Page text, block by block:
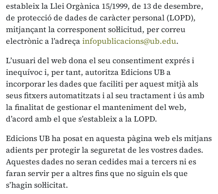
estableix la Llei Orgànica 15/1999, de 13 de desembre,
de protecció de dades de caràcter personal (LOPD),
mitjançant la corresponent sol·licitud, per correu
electrònic a l’adreçainfopublicacions@ub.edu.
L’usuari del web dona el seu consentiment exprés i
inequívoc i, per tant, autoritza Edicions UB a
incorporar les dades que faciliti per aquest mitjà als
seus fitxers automatitzats i al seu tractament i ús amb
la finalitat de gestionar el manteniment del web,
d’acord amb el que s’estableix a la LOPD.
Edicions UB ha posat en aquesta pàgina web els mitjans
adients per protegir la seguretat de les vostres dades.
Aquestes dades no seran cedides mai a tercers ni es
faran servir per a altres fins que no siguin els que
s’hagin sol·licitat.